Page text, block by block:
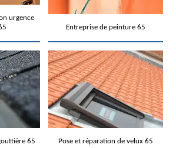
urgence
Entreprise de peinture 65
65 Pose et réparation de velux 65